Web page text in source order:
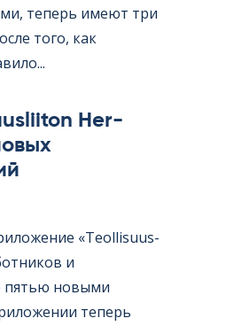
теперь имеют три
того, как
Her­
«Teol­li­suus­
и
пятью новыми
теперь